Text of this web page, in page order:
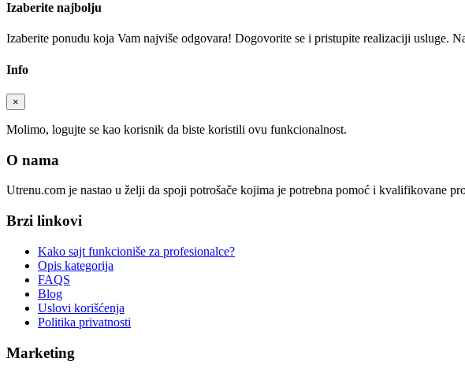
Izaberite najbolju
Izaberite ponudu koja Vam najviše odgovara! Dogovorite se i pristupite realizaciji usluge.
Info
×
Molimo, logujte se kao korisnik da biste koristili ovu funkcionalnost.
O nama
Utrenu.com je nastao u želji da spoji potrošače kojima je potrebna pomoć i kvalifikovane
Brzi linkovi
Kako sajt funkcioniše za profesionalce?
Opis kategorija
FAQS
Blog
Uslovi korišćenja
Politika privatnosti
Marketing